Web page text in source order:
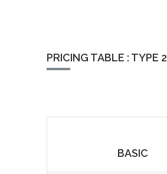
PRICING TABLE : TYPE 2
BASIC